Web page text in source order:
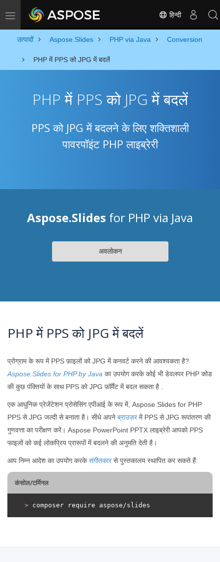
Toggle navigation हिन्दी
उत्पादों Aspose.Slides PHP via Java Conversion
PHP में PPS को JPG में बदलें
PHP में PPS को JPG में बदलें
PPS को JPG में बदलने के लिए शक्तिशाली
पावरपॉइंट PHP लाइब्रेरी
Aspose.Slides for PHP via Java
अवलोकन
PHP में PPS को JPG में बदलें
प्रोग्राम के रूप में PPS फ़ाइलों को JPG में कनवर्ट करने की आवश्यकता है?
Aspose.Slides for PHP by Java का उपयोग करके कोई भी डेवलपर PHP कोड
की कुछ पंक्तियों के साथ PPS को JPG फ़ॉर्मैट में बदल सकता है .
एक आधुनिक प्रेजेंटेशन प्रोसेसिंग एपीआई के रूप में, Aspose.Slides for PHP
PPS से JPG जल्दी से बनाता है। सीधे अपने ब्राउज़रमें PPS से JPG रूपांतरण की
गुणवत्ता का परीक्षण करें। Aspose PowerPoint PPTX लाइब्रेरी आपको PPS
फाइलों को कई लोकप्रिय प्रारूपों में बदलने की अनुमति देती है।
आप निम्न आदेश का उपयोग करकेसंगीतकारसे पुस्तकालय स्थापित कर सकते हैं:
कंसोल/टर्मिनल
> composer require aspose/slides